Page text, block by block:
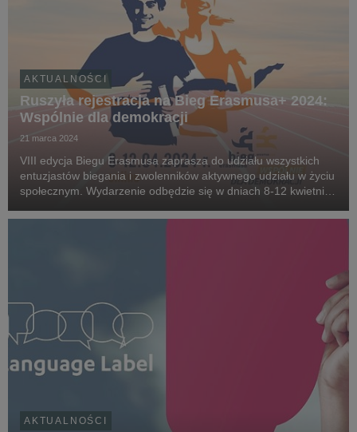
AKTUALNOŚCI
Ruszyła rejestracja na Bieg Erasmusa+ 2024:
Wspólnie dla demokracji
21 marca 2024
VIII edycja Biegu Erasmusa zaprasza do udziału wszystkich
entuzjastów biegania i zwolenników aktywnego udziału w życiu
społecznym. Wydarzenie odbędzie się w dniach 8-12 kwietnia,
fizycznej i wsparcia ważnych celó...
AKTUALNOŚCI